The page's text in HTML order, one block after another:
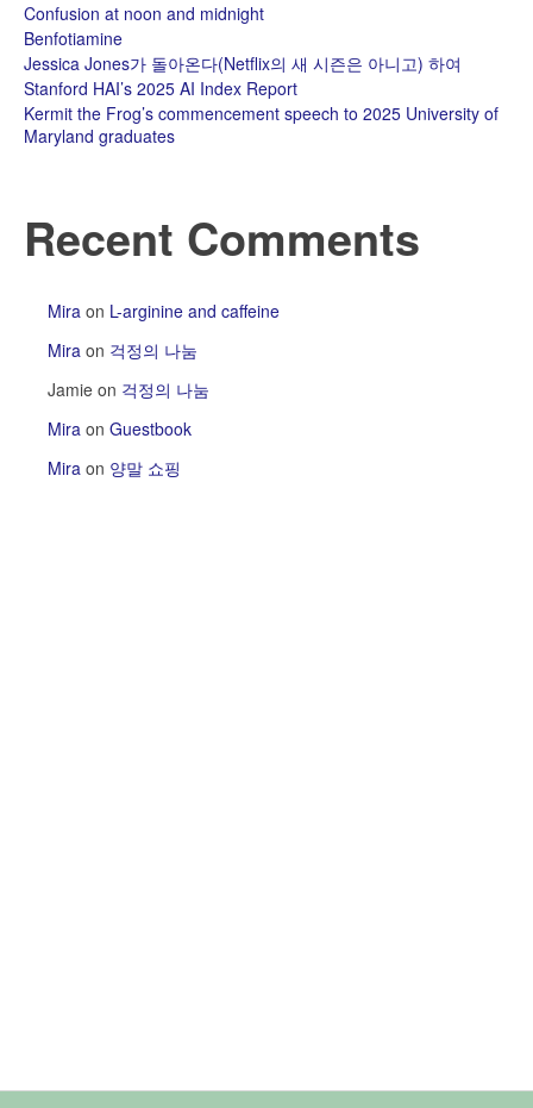
Confusion at noon and midnight
Benfotiamine
Jessica Jones가 돌아온다(Netflix의 새 시즌은 아니고) 하여
Stanford HAI’s 2025 AI Index Report
Kermit the Frog’s commencement speech to 2025 University of
Maryland graduates
Recent Comments
Mira on L-arginine and caffeine
Mira on 걱정의 나눔
Jamie on 걱정의 나눔
Mira on Guestbook
Mira on 양말 쇼핑